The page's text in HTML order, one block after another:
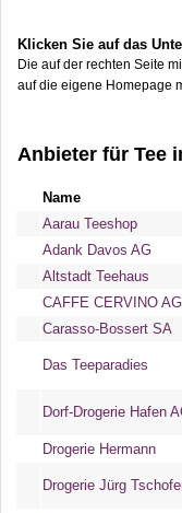
Klicken Sie auf das
Die auf der rechten Seite
auf die eigene Homepage
Anbieter für Tee
Name
Aarau Teeshop
Adank Davos AG
Altstadt Teehaus
CAFFE CERVINO AG
Carasso-Bossert SA
Das Teeparadies
Dorf-Drogerie Hafen
Drogerie Hermann
Drogerie Jürg